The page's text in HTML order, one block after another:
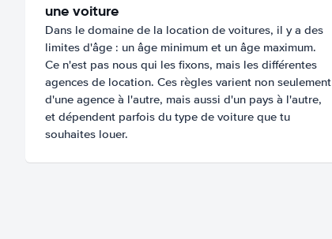
une voiture
Dans le domaine de la location de voitures, il y a des
limites d'âge : un âge minimum et un âge maximum.
Ce n'est pas nous qui les fixons, mais les différentes
agences de location. Ces règles varient non seulement
d'une agence à l'autre, mais aussi d'un pays à l'autre,
et dépendent parfois du type de voiture que tu
souhaites louer.